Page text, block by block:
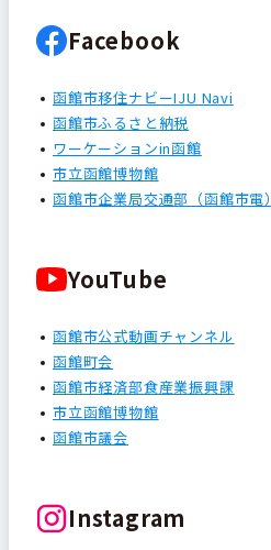
Facebook
函館市移住ナビーIJU Navi
函館市ふるさと納税
ワーケーションin函館
市立函館博物館
函館市企業局交通部（函館市電）
YouTube
函館市公式動画チャンネル
函館町会
函館市経済部食産業振興課
市立函館博物館
函館市議会
Instagram